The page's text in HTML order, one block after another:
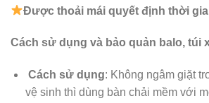
Đượcthoải mái quyết định thời
Cách sử dụng và bảo quản balo, túi
Cách sử dụng: Không ngâm giặt
vệ sinh thì dùng bàn chải mềm với